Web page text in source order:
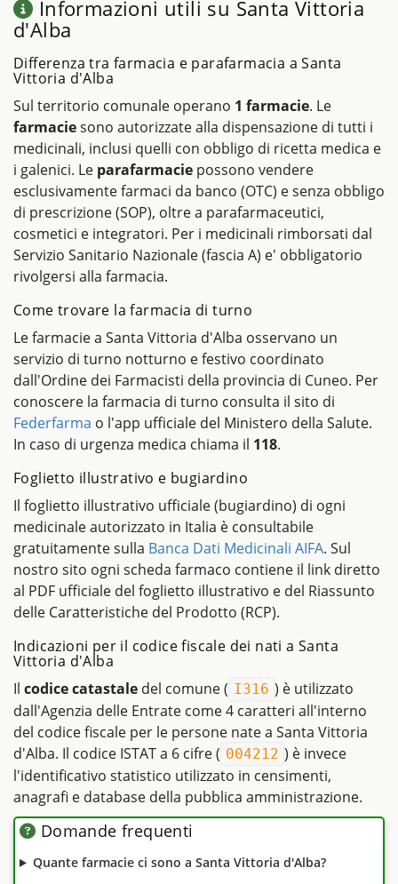
Informazioni utili su Santa Vittoria
d'Alba
Differenza tra farmacia e parafarmacia a Santa
Vittoria d'Alba
Sul territorio comunale operano 1 farmacie. Le
farmaciesono autorizzate alla dispensazione di tutti i
medicinali, inclusi quelli con obbligo di ricetta medica e
i galenici. Le parafarmacie possono vendere
esclusivamente farmaci da banco (OTC) e senza obbligo
di prescrizione (SOP), oltre a parafarmaceutici,
cosmetici e integratori. Per i medicinali rimborsati dal
Servizio Sanitario Nazionale (fascia A) e' obbligatorio
rivolgersi alla farmacia.
Come trovare la farmacia di turno
Le farmacie a Santa Vittoria d'Alba osservano un
servizio di turno notturno e festivo coordinato
dall'Ordine dei Farmacisti della provincia di Cuneo. Per
conoscere la farmacia di turno consulta il sito di
Federfarma o l'app ufficiale del Ministero della Salute.
In caso di urgenza medica chiama il 118.
Foglietto illustrativo e bugiardino
Il foglietto illustrativo ufficiale (bugiardino) di ogni
medicinale autorizzato in Italia è consultabile
gratuitamente sulla Banca Dati Medicinali AIFA. Sul
nostro sito ogni scheda farmaco contiene il link diretto
al PDF ufficiale del foglietto illustrativo e del Riassunto
delle Caratteristiche del Prodotto (RCP).
Indicazioni per il codice fiscale dei nati a Santa
Vittoria d'Alba
Il codice catastale del comune ( I316 ) è utilizzato
dall'Agenzia delle Entrate come 4 caratteri all'interno
del codice fiscale per le persone nate a Santa Vittoria
d'Alba. Il codice ISTAT a 6 cifre ( 004212 ) è invece
l'identificativo statistico utilizzato in censimenti,
anagrafi e database della pubblica amministrazione.
Domande frequenti
Quante farmacie ci sono a Santa Vittoria d'Alba?